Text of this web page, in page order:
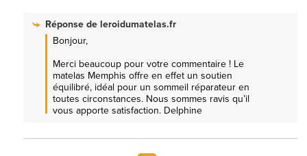
Réponse deleroidumatelas.fr
Bonjour,
Merci beaucoup pour votre commentaire ! Le
matelas Memphis offre en effet un soutien
équilibré, idéal pour un sommeil réparateur en
toutes circonstances. Nous sommes ravis qu’il
vous apporte satisfaction. Delphine